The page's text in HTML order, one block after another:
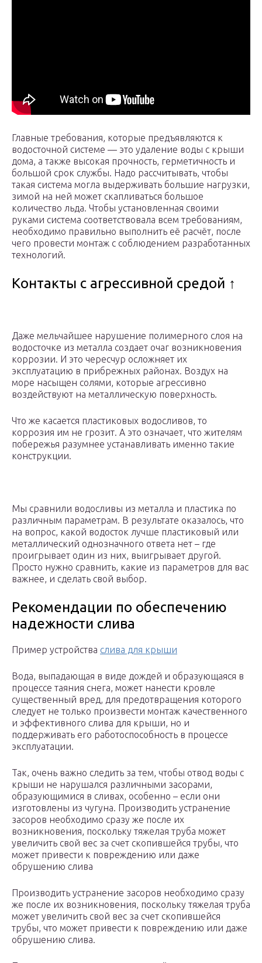
Главные требования, которые предъявляются к
водосточной системе — это удаление воды с крыши
дома, а также высокая прочность, герметичность и
большой срок службы. Надо рассчитывать, чтобы
такая система могла выдерживать большие нагрузки,
зимой на ней может скапливаться большое
количество льда. Чтобы установленная своими
руками система соответствовала всем требованиям,
необходимо правильно выполнить её расчёт, после
чего провести монтаж с соблюдением разработанных
технологий.
Контакты с агрессивной средой ↑
Даже мельчайшее нарушение полимерного слоя на
водосточке из металла создает очаг возникновения
коррозии. И это чересчур осложняет их
эксплуатацию в прибрежных районах. Воздух на
море насыщен солями, которые агрессивно
воздействуют на металлическую поверхность.
Что же касается пластиковых водосливов, то
коррозия им не грозит. А это означает, что жителям
побережья разумнее устанавливать именно такие
конструкции.
Мы сравнили водосливы из металла и пластика по
различным параметрам. В результате оказалось, что
на вопрос, какой водосток лучше пластиковый или
металлический однозначного ответа нет – где
проигрывает один из них, выигрывает другой.
Просто нужно сравнить, какие из параметров для вас
важнее, и сделать свой выбор.
Рекомендации по обеспечению
надежности слива
Пример устройства слива для крыши
Вода, выпадающая в виде дождей и образующаяся в
процессе таяния снега, может нанести кровле
существенный вред, для предотвращения которого
следует не только произвести монтаж качественного
и эффективного слива для крыши, но и
поддерживать его работоспособность в процессе
эксплуатации.
Так, очень важно следить за тем, чтобы отвод воды с
крыши не нарушался различными засорами,
образующимися в сливах, особенно – если они
изготовлены из чугуна. Производить устранение
засоров необходимо сразу же после их
возникновения, поскольку тяжелая труба может
увеличить свой вес за счет скопившейся трубы, что
может привести к повреждению или даже
обрушению слива
Производить устранение засоров необходимо сразу
же после их возникновения, поскольку тяжелая труба
может увеличить свой вес за счет скопившейся
трубы, что может привести к повреждению или даже
обрушению слива.